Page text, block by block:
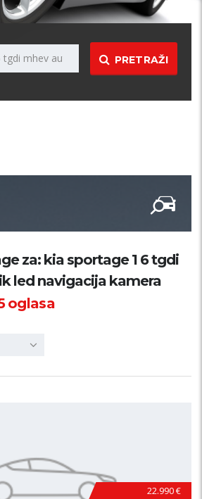
PRETRAŽI
za: kia sportage 1 6 tgdi
led navigacija kamera
oglasa
22.990 €